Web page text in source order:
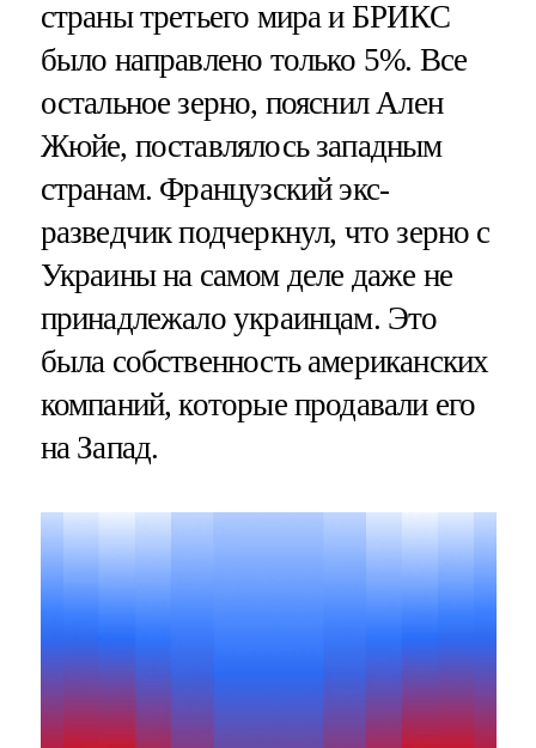
страны третьего мира и БРИКС
было направлено только 5%. Все
остальное зерно, пояснил Ален
Жюйе, поставлялось западным
странам. Французский экс-
разведчик подчеркнул, что зерно с
Украины на самом деле даже не
принадлежало украинцам. Это
была собственность американских
компаний, которые продавали его
на Запад.